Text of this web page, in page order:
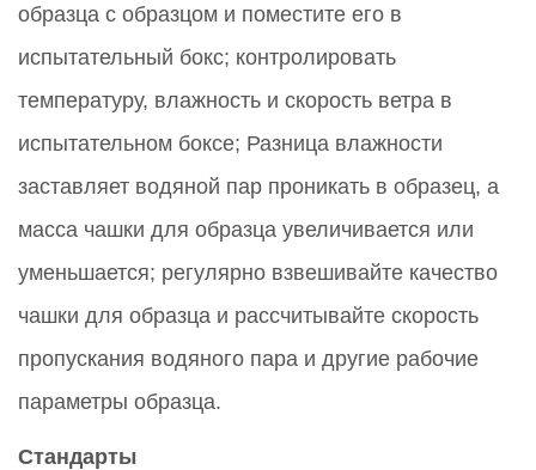
образца с образцом и поместите его в
испытательный бокс; контролировать
температуру, влажность и скорость ветра в
испытательном боксе; Разница влажности
заставляет водяной пар проникать в образец, а
масса чашки для образца увеличивается или
уменьшается; регулярно взвешивайте качество
чашки для образца и рассчитывайте скорость
пропускания водяного пара и другие рабочие
параметры образца.
Стандарты